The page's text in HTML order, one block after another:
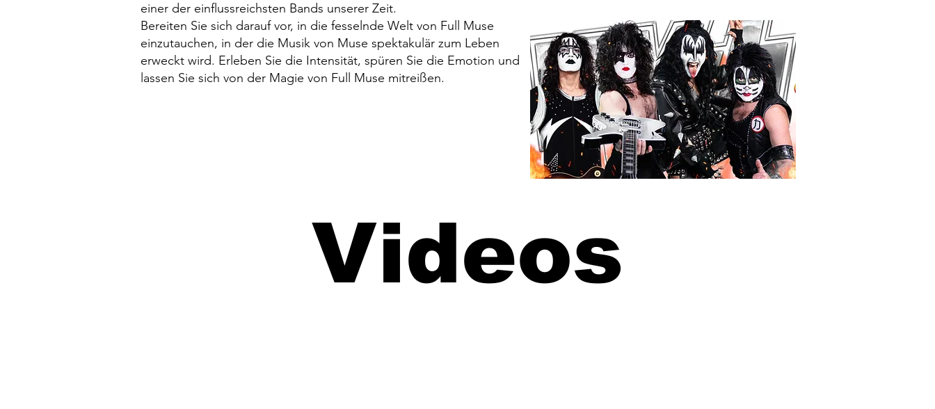
einer der einflussreichsten Bands unserer Zeit.
Bereiten Sie sich darauf vor, in die fesselnde Welt von Full Muse
einzutauchen, in der die Musik von Muse spektakulär zum Leben
erweckt wird. Erleben Sie die Intensität, spüren Sie die Emotion und
lassen Sie sich von der Magie von Full Muse mitreißen.
Videos